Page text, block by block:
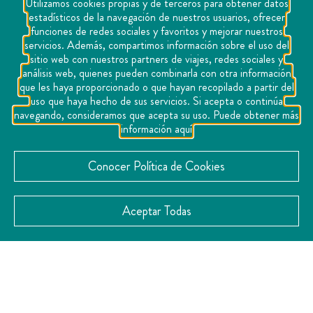
En esta preciosa hacienda tendrán
una boda soñada, puesto que sus
espacios cuentan con encanto
propio y se adecuarán a la
perfección a la temática de su
enlace nupcial. Con una
arquitectura del siglo XIX, cada
estadísticos de la navegación de nuestros usuarios, ofrecer
funciones de redes sociales y favoritos y mejorar nuestros
servicios. Además, compartimos información sobre el uso del
sitio web con nuestros partners de viajes, redes sociales y
análisis web, quienes pueden combinarla con otra información
que les haya proporcionado o que hayan recopilado a partir del
uso que haya hecho de sus servicios. Si acepta o continúa
navegando, consideramos que acepta su uso. Puede obtener más
información aquí
Conocer Política de Cookies
Aceptar Todas